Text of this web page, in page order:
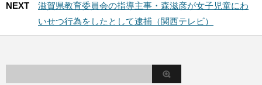
NEXT
滋賀県教育委員会の指導主事・森滋彦が女子児童にわ
いせつ行為をしたとして逮捕（関西テレビ）